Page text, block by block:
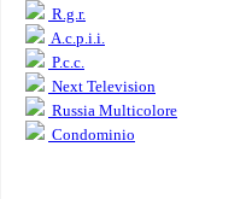
R.g.r.
A.c.p.i.i.
P.c.c.
Next Television
Russia Multicolore
Condominio